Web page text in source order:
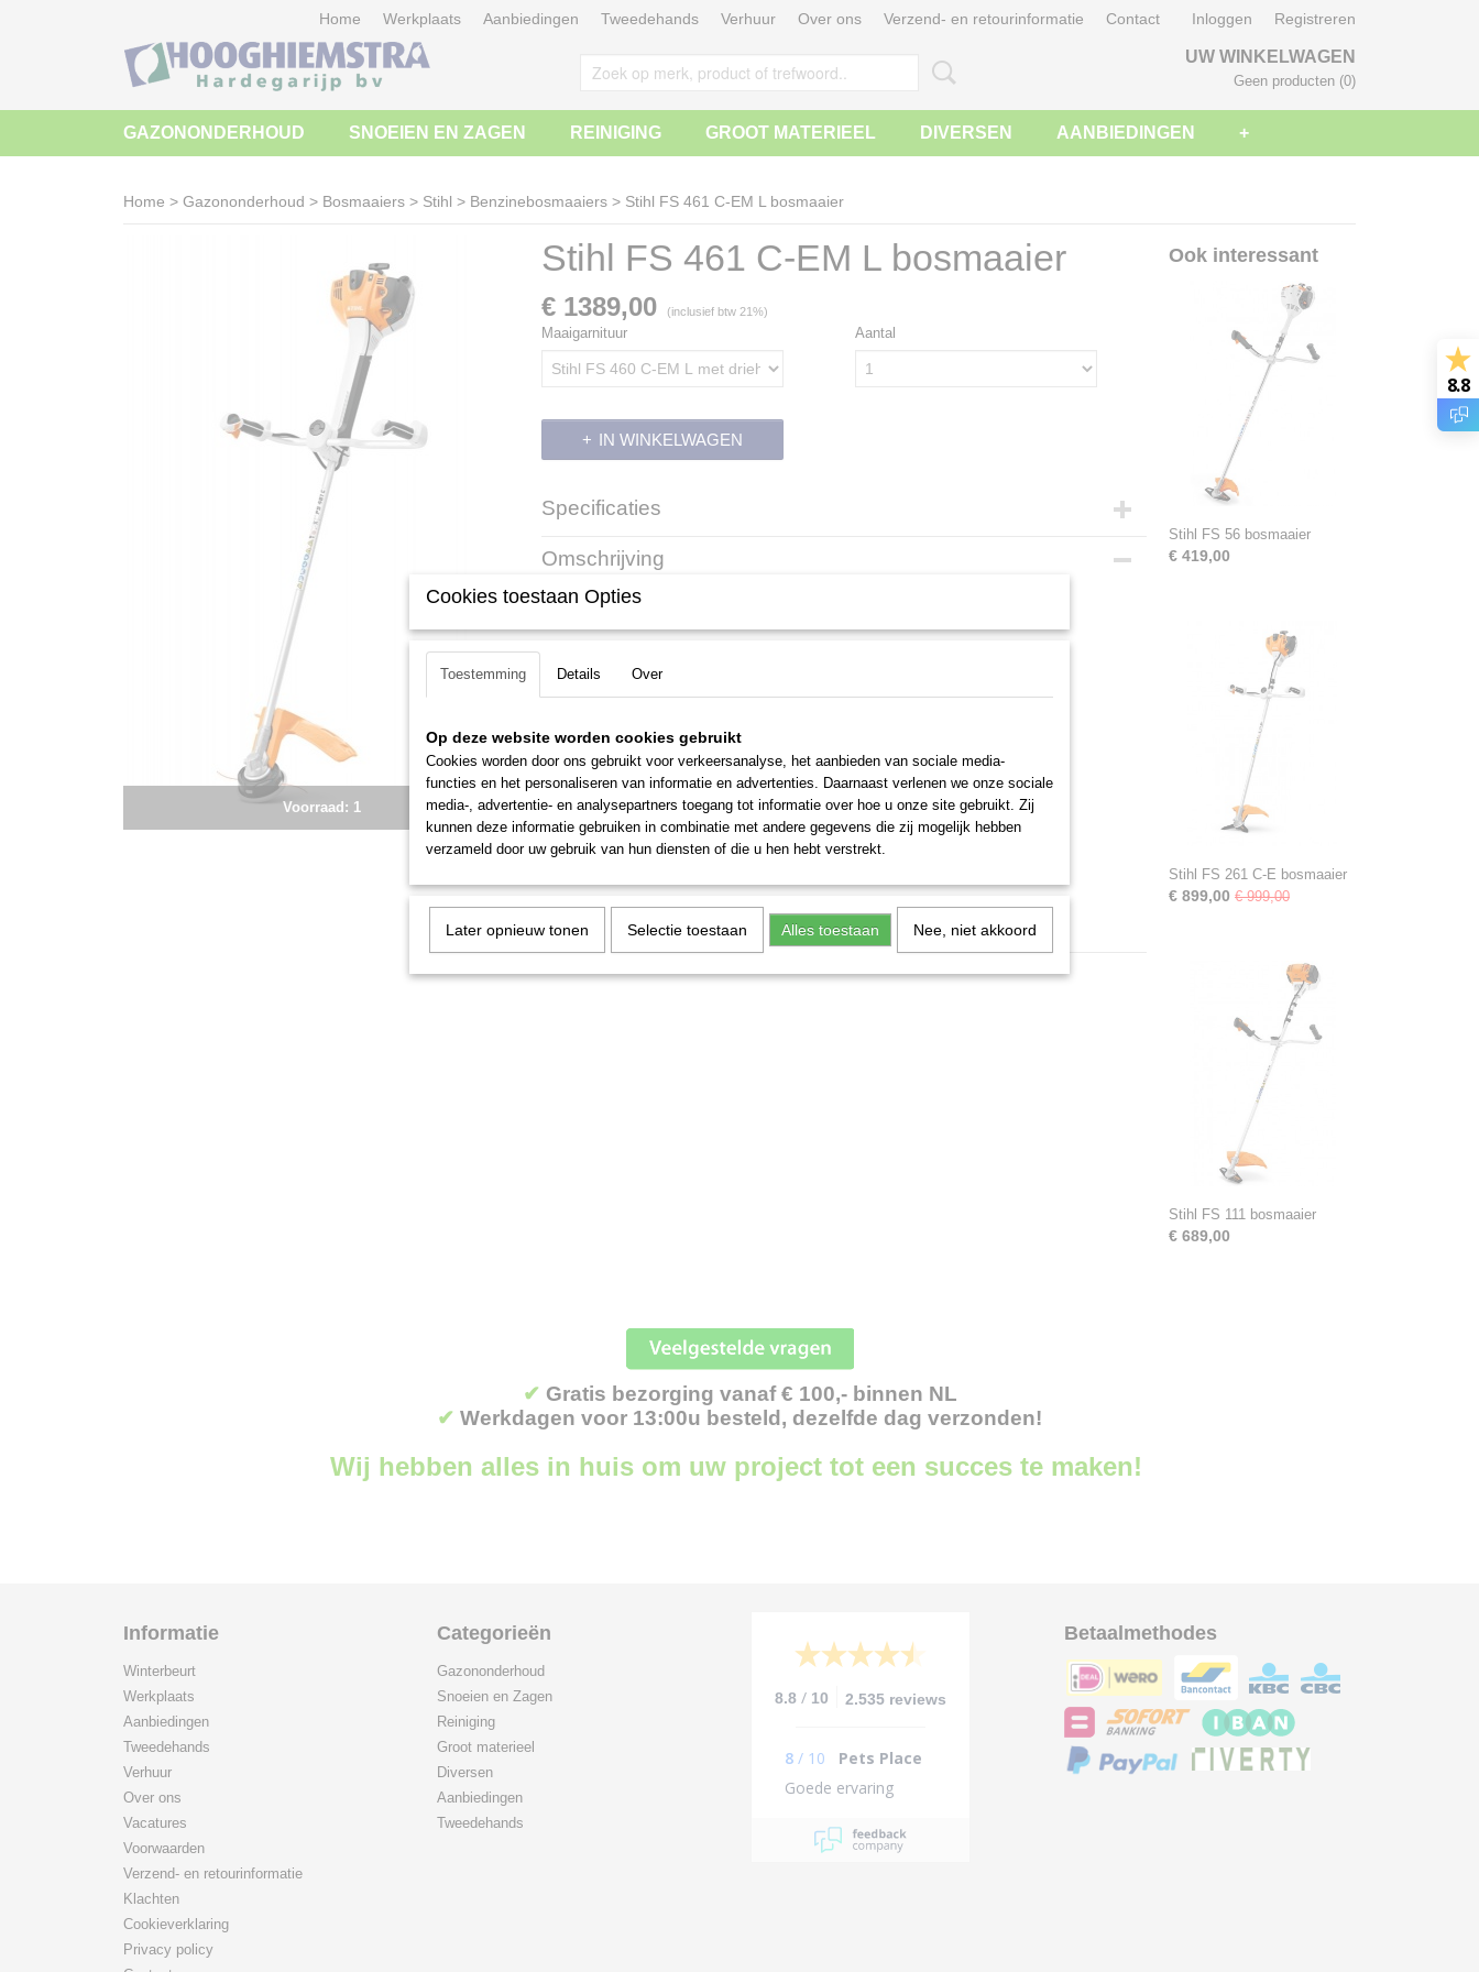
Home Werkplaats Aanbiedingen Tweedehands Verhuur Over ons Verzend- en retourinformatie Contact Inloggen Registreren
UW WINKELWAGEN
Geen producten (0)
GAZONONDERHOUD SNOEIEN EN ZAGEN REINIGING GROOT MATERIEEL DIVERSEN AANBIEDINGEN +
Home > Gazononderhoud > Bosmaaiers > Stihl > Benzinebosmaaiers > Stihl FS 461 C-EM L bosmaaier
Voorraad: 1
Stihl FS 461 C-EM L bosmaaier
€ 1389,00 (inclusief btw 21%)
Maaigarnituur Aantal
IN WINKELWAGEN
Specificaties
Productcode
Productcode leverancier
Omschrijving
Stihl FS 461 C-EM L
Vermogen: 2.2 kW/3 pk
Starre aandrijfas
Trillingsdemping
ErgoStart
M-Tronic
Gewicht: 8.5 kg
Ook interessant
Stihl FS 56 bosmaaier
€ 419,00
Stihl FS 261 C-E bosmaaier
€ 899,00 € 999,00
Stihl FS 111 bosmaaier
€ 689,00
✔ Gratis bezorging vanaf € 100,- binnen NL
✔ Werkdagen voor 13:00u besteld, dezelfde dag verzonden!
Wij hebben alles in huis om uw project tot een succes te maken!
Informatie
Winterbeurt
Werkplaats
Aanbiedingen
Tweedehands
Verhuur
Over ons
Vacatures
Voorwaarden
Verzend- en retourinformatie
Klachten
Cookieverklaring
Privacy policy
Categorieën
Gazononderhoud
Snoeien en Zagen
Reiniging
Groot materieel
Diversen
Aanbiedingen
Tweedehands
8.8 / 10 2.535 reviews
8 / 10
Pets Place
Goede ervaring
8.8
Betaalmethodes
Cookies toestaan Opties
Toestemming Details Over
Op deze website worden cookies gebruikt
Cookies worden door ons gebruikt voor verkeersanalyse, het aanbieden van sociale media-
functies en het personaliseren van informatie en advertenties. Daarnaast verlenen we onze sociale
media-, advertentie- en analysepartners toegang tot informatie over hoe u onze site gebruikt. Zij
kunnen deze informatie gebruiken in combinatie met andere gegevens die zij mogelijk hebben
verzameld door uw gebruik van hun diensten of die u hen hebt verstrekt.
Later opnieuw tonen Selectie toestaan Alles toestaan Nee, niet akkoord